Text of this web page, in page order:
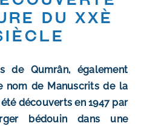
du XXè
de Qumrân, également
nom de Manuscrits de la
découverts en 1947 par
bédouin dans une